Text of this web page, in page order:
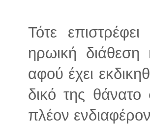
Τότε
ηρωική
αφού έχει
δικό της
πλέον